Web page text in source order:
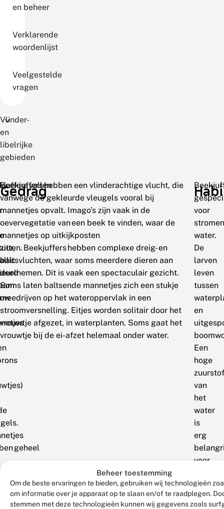
Beheer toestemming
Om de beste ervaringen te bieden, gebruiken wij technologieën
om informatie over je apparaat op te slaan en/of te raadplegen.
stemmen met deze technologieën kunnen wij gegevens zoals
en beheer
Verklarende
woordenlijst
Veelgestelde
vragen
Vlinder-
en
libelrijke
gebieden
vallen
geheel
zwart
Gedrag
Beekjuffers hebben een vlinderachtige vlucht, die
vanwege de gekleurde vleugels vooral bij
mannetjes opvalt. Imago’s zijn vaak in de
oevervegetatie van een beek te vinden, waar de
mannetjes op uitkijkposten
zitten. Beekjuffers hebben complexe dreig- en
baltsvluchten, waar soms meerdere dieren aan
deelnemen. Dit is vaak een spectaculair gezicht.
Soms laten baltsende mannetjes zich een stukje
meedrijven op het wateroppervlak in een
stroomversnelling. Eitjes worden solitair door het
vrouwtje afgezet, in waterplanten. Soms gaat het
vrouwtje bij de ei-afzet helemaal onder water.
voor
water.
De
larven
leven
tussen
en
Een
hoge
van
het
water
is
erg
voor
De